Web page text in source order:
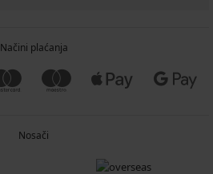
Načini plaćanja
Nosači